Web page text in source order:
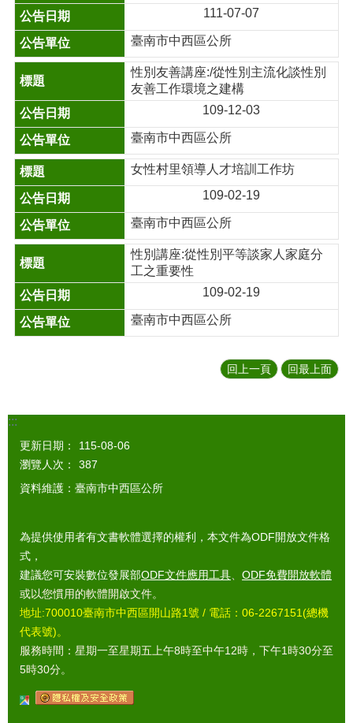
111-07-07
臺南市中西區公所
性別友善講座:/從性別主流化談性別
友善工作環境之建構
109-12-03
臺南市中西區公所
女性村里領導人才培訓工作坊
109-02-19
臺南市中西區公所
性別講座:從性別平等談家人家庭分
工之重要性
109-02-19
臺南市中西區公所
回上一頁 回最上面
:::
更新日期：
115-08-06
瀏覽人次：
387
資料維護：臺南市中西區公所
為提供使用者有文書軟體選擇的權利，本文件為ODF開放文件格
式，
建議您可安裝數位發展部ODF文件應用工具、 ODF免費開放軟體
或以您慣用的軟體開啟文件。
地址:700010臺南市中西區開山路1號 / 電話：06-2267151(總機
代表號)。
服務時間：星期一至星期五上午8時至中午12時，下午1時30分至
5時30分。